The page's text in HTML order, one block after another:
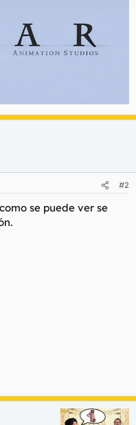
#2
se puede ver se